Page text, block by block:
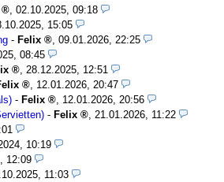
02.10.2025, 09:18
15:05
- Felix
09.01.2026, 22:25
08:45
28.12.2025, 12:51
12.01.2026, 20:47
- Felix
12.01.2026, 20:56
- Felix
21.01.2026, 11:22
10:19
12:09
11:03